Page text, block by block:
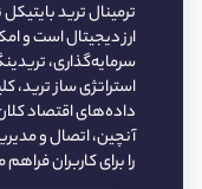
ترمینال ترید بایتیکل
ارز دیجیتال است و
سرمایه‌گذاری،
استراتژی ساز ترید،
داده‌های اقتصاد
آنچین، اتصال و
را برای کاربران